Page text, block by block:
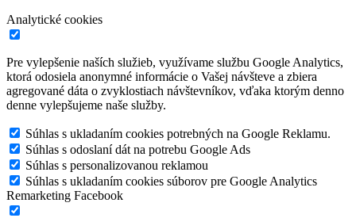
Analytické cookies
Pre vylepšenie naších služieb, využívame službu Google Analytics,
ktorá odosiela anonymné informácie o Vašej návšteve a zbiera
agregované dáta o zvyklostiach návštevníkov, vďaka ktorým denno
denne vylepšujeme naše služby.
Súhlas s ukladaním cookies potrebných na Google Reklamu.
Súhlas s odoslaní dát na potrebu Google Ads
Súhlas s personalizovanou reklamou
Súhlas s ukladaním cookies súborov pre Google Analytics
Remarketing Facebook